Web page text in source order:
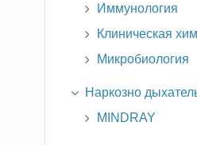
Иммунология
Клиническая
Микробиология
Наркозно
MINDRAY